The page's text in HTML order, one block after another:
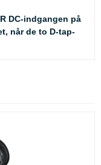
DC-indgangen på
når de to D-tap-